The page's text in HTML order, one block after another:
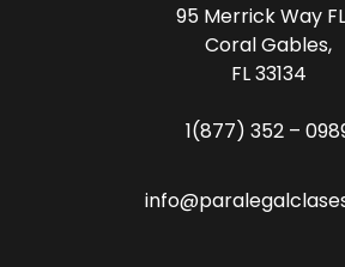
95 Merrick Way
Coral Gables,
FL 33134
1(877) 352 –